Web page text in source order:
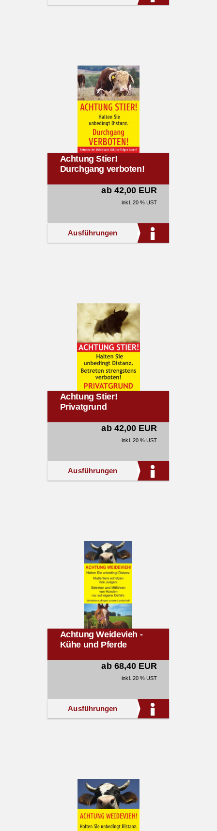
Achtung Stier!
Durchgang verboten!
ab 42,00 EUR
inkl. 20 % UST
Ausführungen
Achtung Stier!
Privatgrund
ab 42,00 EUR
inkl. 20 % UST
Ausführungen
Achtung Weidevieh -
Kühe und Pferde
ab 68,40 EUR
inkl. 20 % UST
Ausführungen